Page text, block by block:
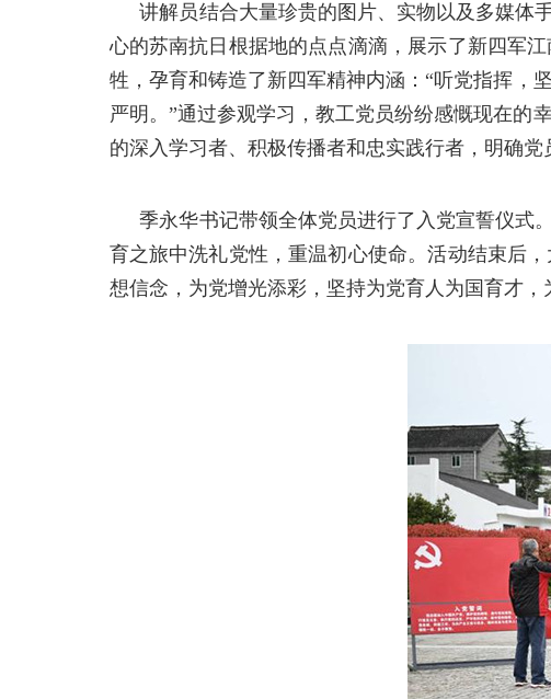
讲解员结合大量珍贵的图片、实物以及多媒体
心的苏南抗日根据地的点点滴滴，展示了新四军
牲，孕育和铸造了新四军精神内涵：“听党指挥，
严明。”通过参观学习，教工党员纷纷感慨现在的
的深入学习者、积极传播者和忠实践行者，明确
季永华书记带领全体党员进行了入党宣誓仪式
育之旅中洗礼党性，重温初心使命。活动结束后
想信念，为党增光添彩，坚持为党育人为国育才，